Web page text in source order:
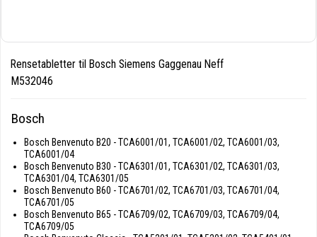
Rensetabletter til Bosch Siemens Gaggenau Neff
M532046
Bosch
Bosch Benvenuto B20 - TCA6001/01, TCA6001/02, TCA6001/03,
TCA6001/04
Bosch Benvenuto B30 - TCA6301/01, TCA6301/02, TCA6301/03,
TCA6301/04, TCA6301/05
Bosch Benvenuto B60 - TCA6701/02, TCA6701/03, TCA6701/04,
TCA6701/05
Bosch Benvenuto B65 - TCA6709/02, TCA6709/03, TCA6709/04,
TCA6709/05